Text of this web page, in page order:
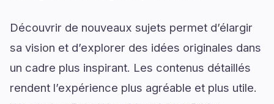
Découvrir de nouveaux sujets permet d’élargir
sa vision et d’explorer des idées originales dans
un cadre plus inspirant. Les contenus détaillés
rendent l’expérience plus agréable et plus utile.